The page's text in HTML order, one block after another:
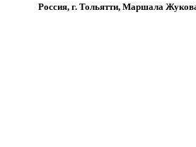
Россия, г. Тольятти, Маршала